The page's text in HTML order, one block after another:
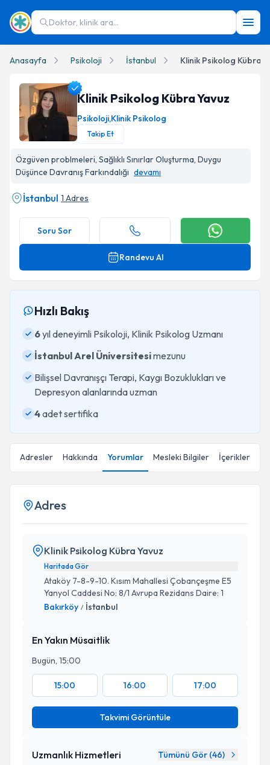
Doktor, klinik ara...
Anasayfa Psikoloji İstanbul Klinik Psikolog Kübra
Klinik Psikolog Kübra Yavuz
Psikoloji,Klinik Psikolog
Takip Et
Özgüven problmeleri, Sağlıklı Sınırlar Oluşturma, Duygu
Düşünce Davranış Farkındalığı devamı
İstanbul 1 Adres
Soru Sor
Randevu Al
Hızlı Bakış
6yıl deneyimli Psikoloji, Klinik Psikolog Uzmanı
İstanbul Arel Üniversitesimezunu
Bilişsel Davranışçı Terapi, Kaygı Bozuklukları ve
Depresyon alanlarında uzman
4adet sertifika
Adresler Hakkında Yorumlar Mesleki Bilgiler İçerikler
Adres
Klinik Psikolog Kübra Yavuz
Haritada Gör
Ataköy 7-8-9-10. Kısım Mahallesi Çobançeşme E5
Yanyol Caddesi No: 8/1 Avrupa Rezidans Daire: 1
Bakırköy / İstanbul
En Yakın Müsaitlik
Bugün, 15:00
15:00 16:00 17:00
Takvimi Görüntüle
Uzmanlık Hizmetleri Tümünü Gör (46)